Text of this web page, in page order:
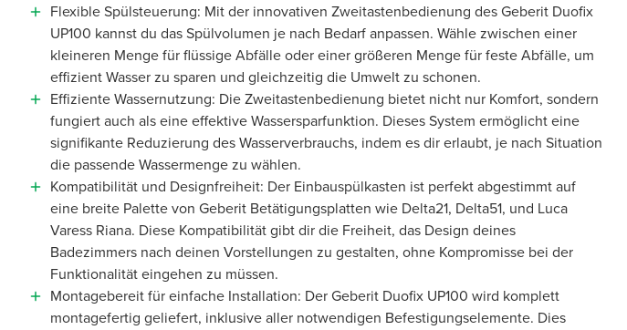
Flexible Spülsteuerung: Mit der innovativen Zweitastenbedienung des Geberit Duofix
UP100 kannst du das Spülvolumen je nach Bedarf anpassen. Wähle zwischen einer
kleineren Menge für flüssige Abfälle oder einer größeren Menge für feste Abfälle, um
effizient Wasser zu sparen und gleichzeitig die Umwelt zu schonen.
Effiziente Wassernutzung: Die Zweitastenbedienung bietet nicht nur Komfort, sondern
fungiert auch als eine effektive Wassersparfunktion. Dieses System ermöglicht eine
signifikante Reduzierung des Wasserverbrauchs, indem es dir erlaubt, je nach Situation
die passende Wassermenge zu wählen.
Kompatibilität und Designfreiheit: Der Einbauspülkasten ist perfekt abgestimmt auf
eine breite Palette von Geberit Betätigungsplatten wie Delta21, Delta51, und Luca
Varess Riana. Diese Kompatibilität gibt dir die Freiheit, das Design deines
Badezimmers nach deinen Vorstellungen zu gestalten, ohne Kompromisse bei der
Funktionalität eingehen zu müssen.
Montagebereit für einfache Installation: Der Geberit Duofix UP100 wird komplett
montagefertig geliefert, inklusive aller notwendigen Befestigungselemente. Dies